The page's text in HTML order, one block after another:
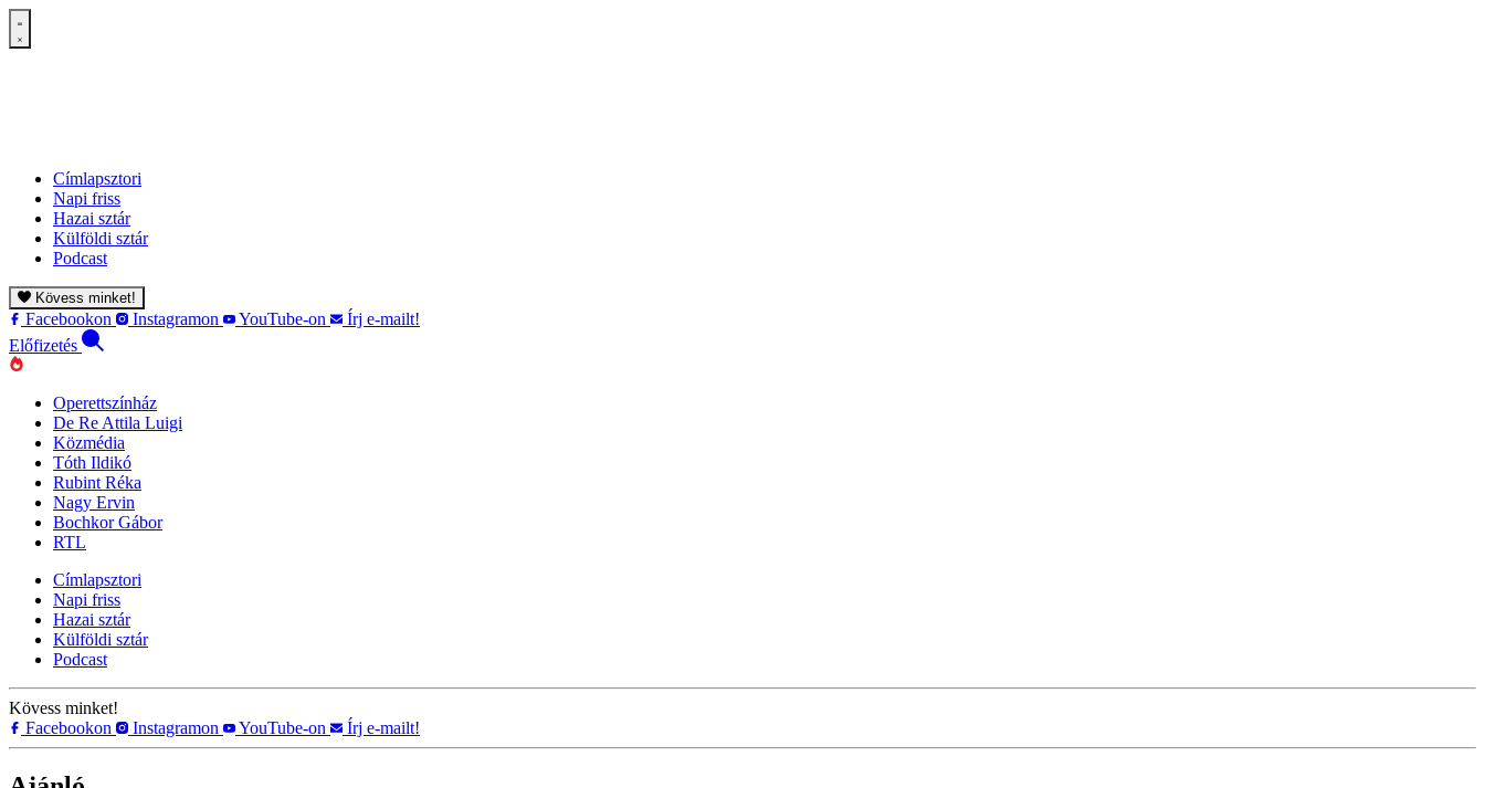
Címlapsztori
Napi friss
Hazai sztár
Külföldi sztár
Podcast
Kövess minket!
Facebookon Instagramon YouTube-on
Írj e-mailt!
Előfizetés
Operettszínház
De Re Attila Luigi
Közmédia
Tóth Ildikó
Rubint Réka
Nagy Ervin
Bochkor Gábor
RTL
Címlapsztori
Napi friss
Hazai sztár
Külföldi sztár
Podcast
Kövess minket!
Facebookon
Instagramon YouTube-on Írj e-mailt!